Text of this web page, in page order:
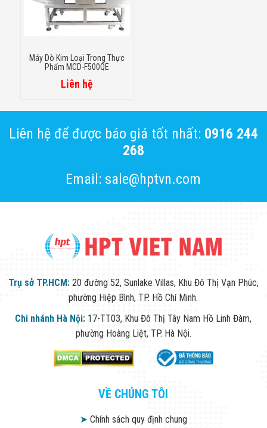
Máy Dò Kim Loại Trong Thực
Phẩm MCD-F500QE
Liên hệ
Liên hệ để được báo giá tốt nhất: 0916 244
268
Email: sale@hptvn.com
Trụ sở TP.HCM: 20 đường 52, Sunlake Villas, Khu Đô Thị Vạn Phúc,
phường Hiệp Bình, TP. Hồ Chí Minh.
Chi nhánh Hà Nội: 17-TT03, Khu Đô Thị Tây Nam Hồ Linh Đàm,
phường Hoàng Liệt, TP. Hà Nội.
VỀ CHÚNG TÔI
➤Chính sách quy định chung